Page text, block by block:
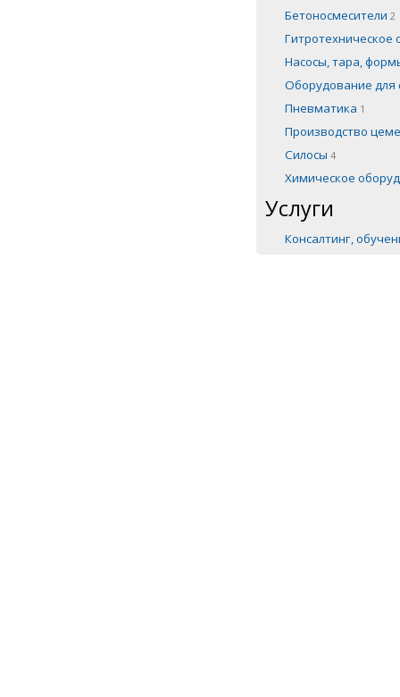
Бетоносмесители 2
Насосы, тара,
Оборудование для
Пневматика 1
Производство
Силосы 4
Химическое
Услуги
Консалтинг,